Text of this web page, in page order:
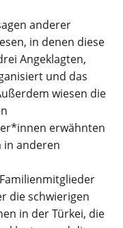
anderer
in denen diese
Angeklagten,
und das
wiesen die
erwähnten
in anderen
die schwierigen
in der Türkei, die